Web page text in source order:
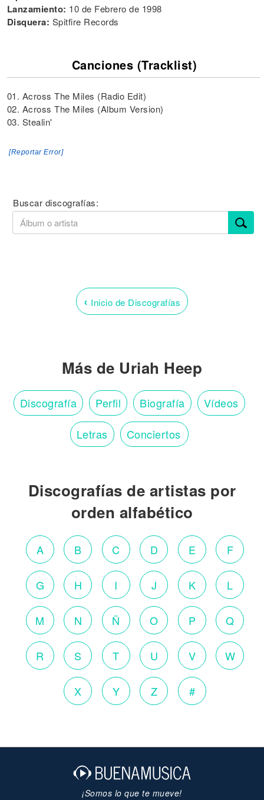
Lanzamiento: 10 de Febrero de 1998
Disquera: Spitfire Records ‎
Canciones (Tracklist)
01. Across The Miles (Radio Edit)
02. Across The Miles (Album Version)
03. Stealin'
[Reportar Error]
Buscar discografías:
‹ Inicio de Discografías
Más de Uriah Heep
Discografía Perfil Biografía Vídeos
Letras Conciertos
Discografías de artistas por
orden alfabético
A B C D E F
G H I J K L
M N Ñ O P Q
R S T U V W
X Y Z #
¡Somos lo que te mueve!